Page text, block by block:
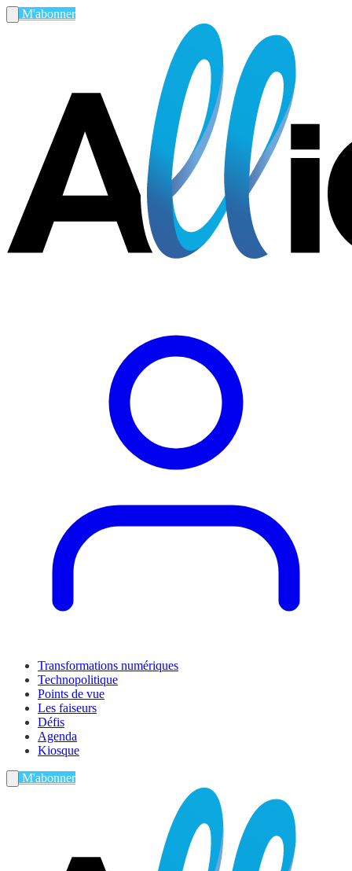
M'abonner
Transformations numériques
Technopolitique
Points de vue
Les faiseurs
Défis
Agenda
Kiosque
M'abonner